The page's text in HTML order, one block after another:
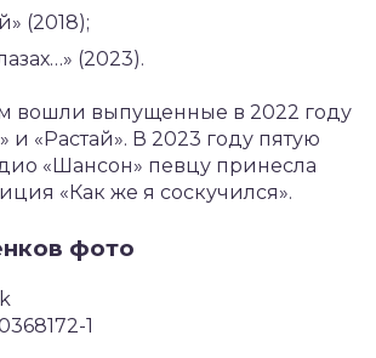
(2018);
(2023).
вошли выпущенные в 2022 году
и «Растай». В 2023 году пятую
«Шансон» певцу принесла
«Как же я соскучился».
фото